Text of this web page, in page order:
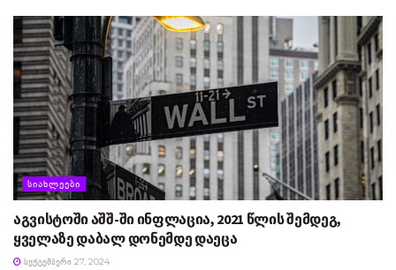
ᲡᲘᲐᲮᲚᲔᲔᲑᲘ
აგვისტოში აშშ-ში ინფლაცია, 2021 წლის შემდეგ,
ყველაზე დაბალ დონემდე დაეცა
ᲡᲔᲥᲢᲔᲛᲑᲔᲠᲘ 27, 2024